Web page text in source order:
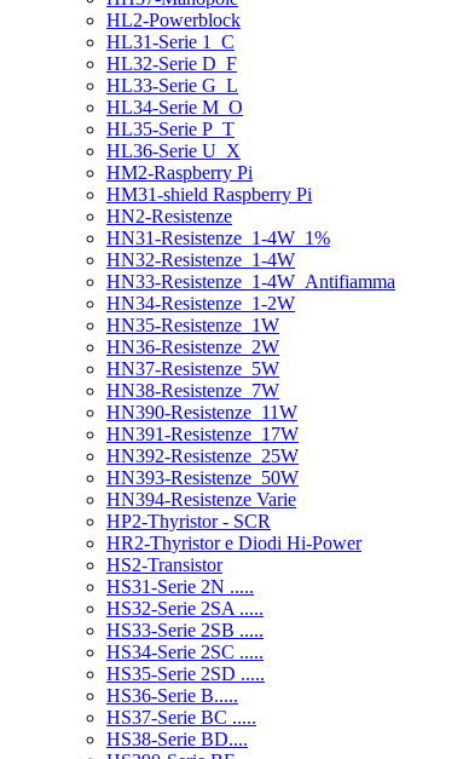
HL2-Powerblock
HL31-Serie 1_C
HL32-Serie D_F
HL33-Serie G_L
HL34-Serie M_O
HL35-Serie P_T
HL36-Serie U_X
HM2-Raspberry Pi
HM31-shield Raspberry Pi
HN2-Resistenze
HN31-Resistenze_1-4W_1%
HN32-Resistenze_1-4W
HN33-Resistenze_1-4W_Antifiamma
HN34-Resistenze_1-2W
HN35-Resistenze_1W
HN36-Resistenze_2W
HN37-Resistenze_5W
HN38-Resistenze_7W
HN390-Resistenze_11W
HN391-Resistenze_17W
HN392-Resistenze_25W
HN393-Resistenze_50W
HN394-Resistenze Varie
HP2-Thyristor - SCR
HR2-Thyristor e Diodi Hi-Power
HS2-Transistor
HS31-Serie 2N .....
HS32-Serie 2SA .....
HS33-Serie 2SB .....
HS34-Serie 2SC .....
HS35-Serie 2SD .....
HS36-Serie B.....
HS37-Serie BC .....
HS38-Serie BD....